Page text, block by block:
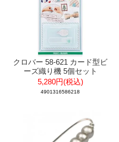
クロバー 58-621 カード型ビ
ーズ織り機 5個セット
5,280円(税込)
4901316586218